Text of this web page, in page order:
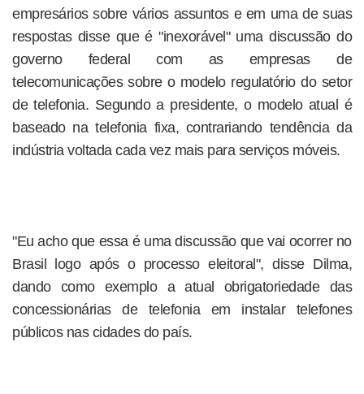
empresários sobre vários assuntos e em uma de suas
respostas disse que é "inexorável" uma discussão do
governo federal com as empresas de
telecomunicações sobre o modelo regulatório do setor
de telefonia. Segundo a presidente, o modelo atual é
baseado na telefonia fixa, contrariando tendência da
indústria voltada cada vez mais para serviços móveis.
"Eu acho que essa é uma discussão que vai ocorrer no
Brasil logo após o processo eleitoral", disse Dilma,
dando como exemplo a atual obrigatoriedade das
concessionárias de telefonia em instalar telefones
públicos nas cidades do país.